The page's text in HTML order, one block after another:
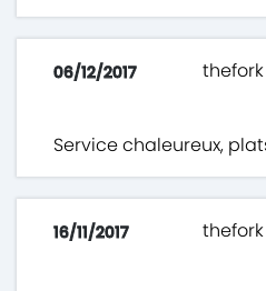
06/12/2017 thefork
Service chaleureux,
16/11/2017 thefork